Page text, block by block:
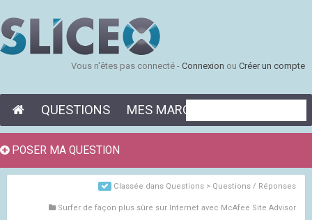
Vous n'êtes pas connecté - Connexion ou Créer un compte
QUESTIONS MES MARQUE-PAGES
Classée dans Questions > Questions / Réponses
Surfer de façon plus sûre sur Internet avec McAfee Site Advisor
POSER MA QUESTION